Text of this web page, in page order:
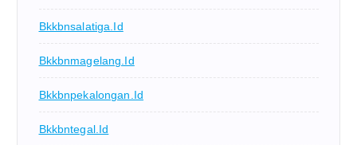
Bkkbnsalatiga.id
Bkkbnmagelang.id
Bkkbnpekalongan.id
Bkkbntegal.id